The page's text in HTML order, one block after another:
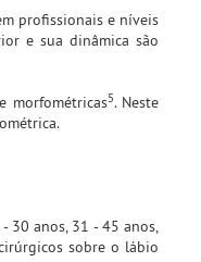
profissionais e níveis
e sua dinâmica são
morfométricas5. Neste
30 anos, 31 - 45 anos,
sobre o lábio